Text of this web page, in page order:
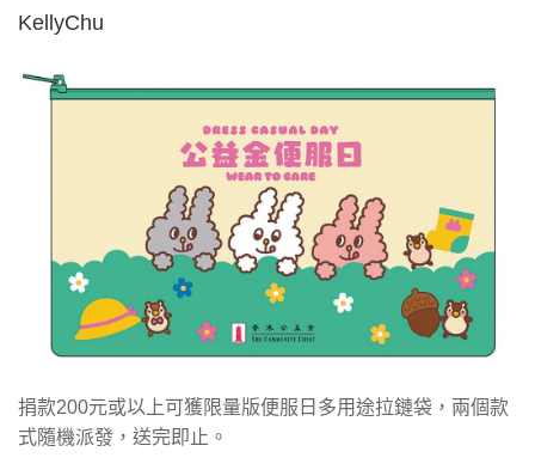
KellyChu
捐款200元或以上可獲限量版便服日多用途拉鏈袋，兩個款
式隨機派發，送完即止。